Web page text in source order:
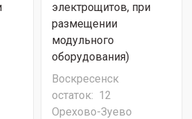
электрощитов, при
размещении
модульного
оборудования)
Воскресенск
остаток: 12
Орехово-Зуево